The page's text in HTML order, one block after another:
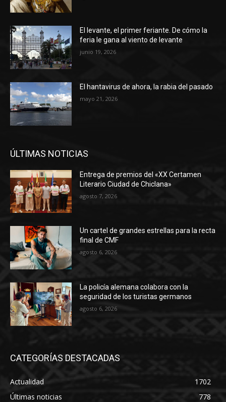
El levante, el primer feriante. De cómo la
feria le gana al viento de levante
junio 19, 2026
El hantavirus de ahora, la rabia del pasado
mayo 21, 2026
ÚLTIMAS NOTICIAS
Entrega de premios del «XX Certamen
Literario Ciudad de Chiclana»
agosto 7, 2026
Un cartel de grandes estrellas para la recta
final de CMF
agosto 6, 2026
La policía alemana colabora con la
seguridad de los turistas germanos
agosto 6, 2026
CATEGORÍAS DESTACADAS
Actualidad
1702
Últimas noticias
778